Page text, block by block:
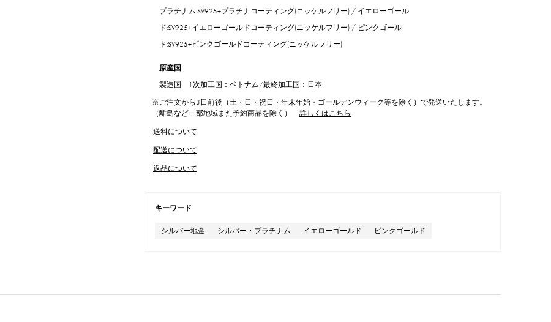
プラチナム:SV925+プラチナコーティング(ニッケルフリー) / イエローゴール
ド:SV925+イエローゴールドコーティング(ニッケルフリー) / ピンクゴール
ド:SV925+ピンクゴールドコーティング(ニッケルフリー)
原産国
製造国 1次加工国：ベトナム/最終加工国：日本
※ご注文から3日前後（土・日・祝日・年末年始・ゴールデンウィーク等を除く）で発送いたします。
（離島など一部地域また予約商品を除く）
詳しくはこちら
送料について
配送について
返品について
キーワード
シルバー地金 シルバー・プラチナム イエローゴールド ピンクゴールド